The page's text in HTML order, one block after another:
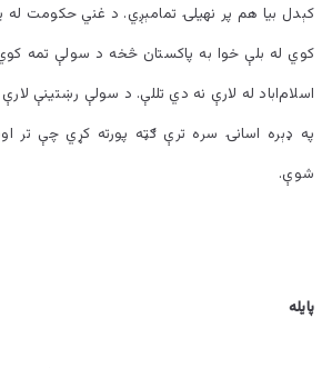
کېدل بیا هم پر نهیلۍ تمامېږي. د غني حکومت
کوي له بلې خوا به پاکستان څخه د سولې تمه
اسلام‌اباد له لارې نه دي تللې. د سولې رښتینې
په ډېره اسانۍ سره ترې ګټه پورته کړي چې تر
شوې.
پایله